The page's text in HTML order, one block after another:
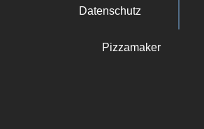
Datenschutz
Pizzamaker